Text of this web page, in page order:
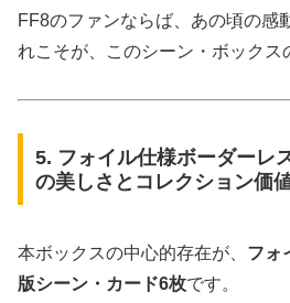
FF8のファンならば、あの頃の
れこそが、このシーン・ボックス
5. フォイル仕様ボーダーレ
の美しさとコレクション価
本ボックスの中心的存在が、 フォ
版シーン・カード6枚です。